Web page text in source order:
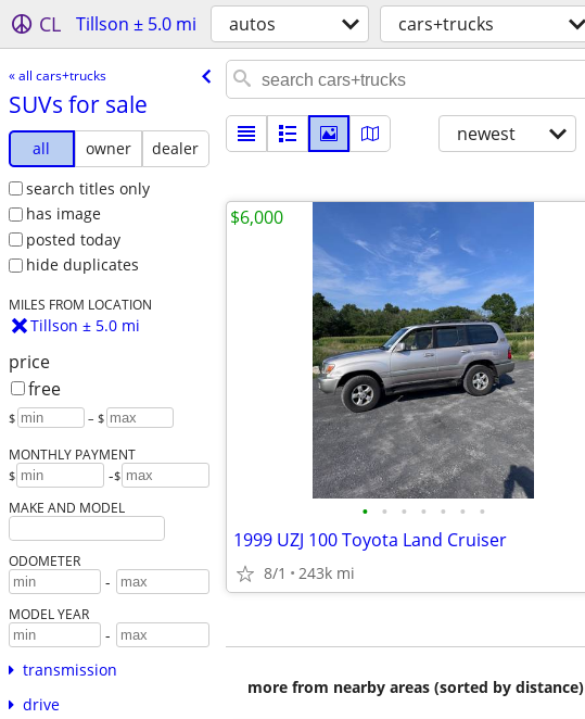
CL Tillson ± 5.0 mi autos cars+trucks
« all cars+trucks
SUVs for sale
all owner
dealer
search titles only
has image
posted today
hide duplicates
MILES FROM LOCATION
Tillson ± 5.0 mi
price
free
$ – $
MONTHLY PAYMENT
$ -$
MAKE AND MODEL
ODOMETER
-
MODEL YEAR
-
transmission
drive
newest
• • • • • • •
1999 UZJ 100 Toyota Land Cruiser
8/1 243k mi
$6,000
more from nearby areas (sorted by distance)